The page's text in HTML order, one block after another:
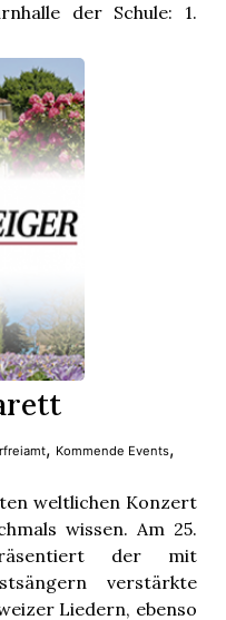
der Schule: 1.
, Kommende Events,
weltlichen Konzert
wissen. Am 25.
der mit
verstärkte
Liedern, ebenso